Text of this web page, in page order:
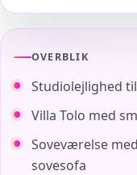
OVERBLIK
Studiolejlighed
Villa Tolo med
Soveværelse
sovesofa